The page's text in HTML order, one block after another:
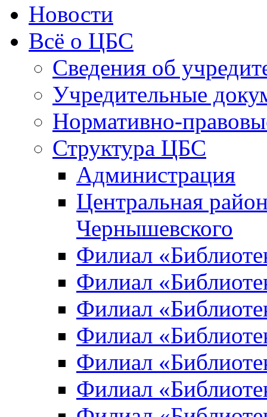
Новости
Всё о ЦБС
Сведения об
Учредительные
Нормативно-
Структура ЦБС
Администрация
Центральная
Чернышевского
Филиал
Филиал
Филиал
Филиал
Филиал
Филиал